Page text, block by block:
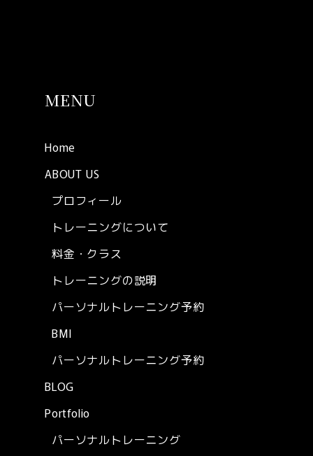
MENU
Home
ABOUT US
プロフィール
トレーニングについて
料金・クラス
トレーニングの説明
パーソナルトレーニング予約
BMI
パーソナルトレーニング予約
BLOG
Portfolio
パーソナルトレーニング